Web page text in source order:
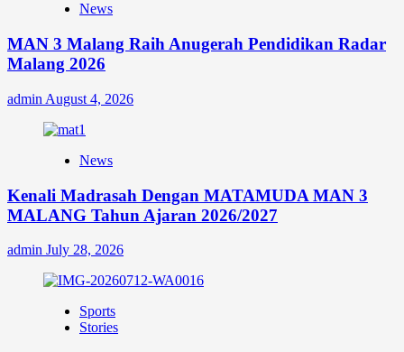
News
MAN 3 Malang Raih Anugerah Pendidikan Radar
Malang 2026
admin August 4, 2026
News
Kenali Madrasah Dengan MATAMUDA MAN 3
MALANG Tahun Ajaran 2026/2027
admin July 28, 2026
Sports
Stories